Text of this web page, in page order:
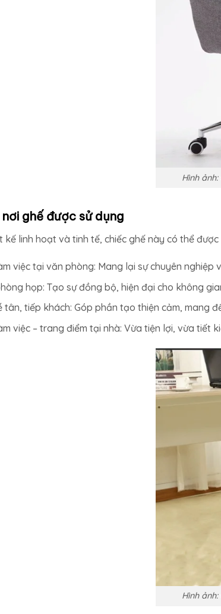
Hình
nơi ghế được sử dụng
kế linh hoạt và tinh tế, chiếc ghế này có thể
việc tại văn phòng: Mang lại sự chuyên
họp: Tạo sự đồng bộ, hiện đại cho không
tân, tiếp khách: Góp phần tạo thiện cảm, mang
việc – trang điểm tại nhà: Vừa tiện lợi, vừa tiết
Hình